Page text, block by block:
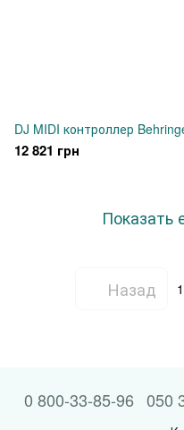
DJ MIDI контроллер
12 821 грн
Показать
Назад 1
0 800-33-85-96 050